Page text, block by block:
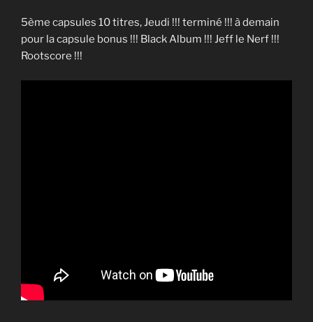
5ème capsules 10 titres, Jeudi !!! terminé !!! à demain
pour la capsule bonus !!! Black Album !!! Jeff le Nerf !!!
Rootscore !!!